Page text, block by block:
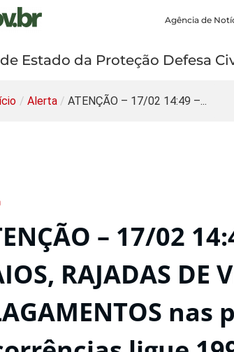
Agência de
Estado da Proteção Defesa
/ Alerta / ATENÇÃO – 17/02 14:49 –...
– 17/02
RAJADAS DE